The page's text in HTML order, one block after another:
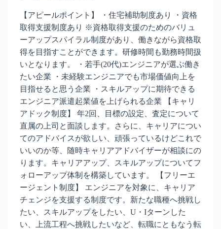
【アピールポイント】 ・住宅補助制度あり ・資格
取得支援制度あり ※資格取得支援のためのバリュ
ーアップスパイラル制度があり、働きながら資格取
得を目指すことができます。研修時間も勤務時間扱
いとなります。 ・若手(20代)エンジニアが選ぶ働き
たい企業 ・未経験エンジニアでも市場価値向上を
目指せると思う企業 ・スキルアップに期待できる
エンジニア派遣起業値を上げられる企業 【キャリ
アドック制度】 年2回、目標の設定、査定について
直属の上司と面談します。さらに、キャリアについ
てのアドバイスが欲しい、頑張っているけどこれで
いいのか等、随時キャリアアドバイザーが相談にの
ります。キャリアアップ、スキルアップについてフ
ォローアップ体制を構築しています。 【フリーエ
ージェント制度】 エンジニアを対象に、キャリア
チェンジを支援する制度です。新たな職種へ挑戦し
たい、スキルアップをしたい、U・Iターンした
い、上流工程へ挑戦したいなど、転職にともなう転